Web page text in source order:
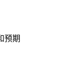
预期